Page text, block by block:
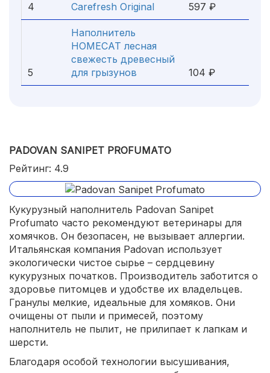
4
Carefresh Original
597 ₽
5
Наполнитель
HOMECAT лесная
свежесть древесный
для грызунов
104 ₽
PADOVAN SANIPET PROFUMATO
Рейтинг: 4.9
Кукурузный наполнитель Padovan Sanipet
Profumato часто рекомендуют ветеринары для
хомячков. Он безопасен, не вызывает аллергии.
Итальянская компания Padovan использует
экологически чистое сырье – сердцевину
кукурузных початков. Производитель заботится о
здоровье питомцев и удобстве их владельцев.
Гранулы мелкие, идеальные для хомяков. Они
очищены от пыли и примесей, поэтому
наполнитель не пылит, не прилипает к лапкам и
шерсти.
Благодаря особой технологии высушивания,